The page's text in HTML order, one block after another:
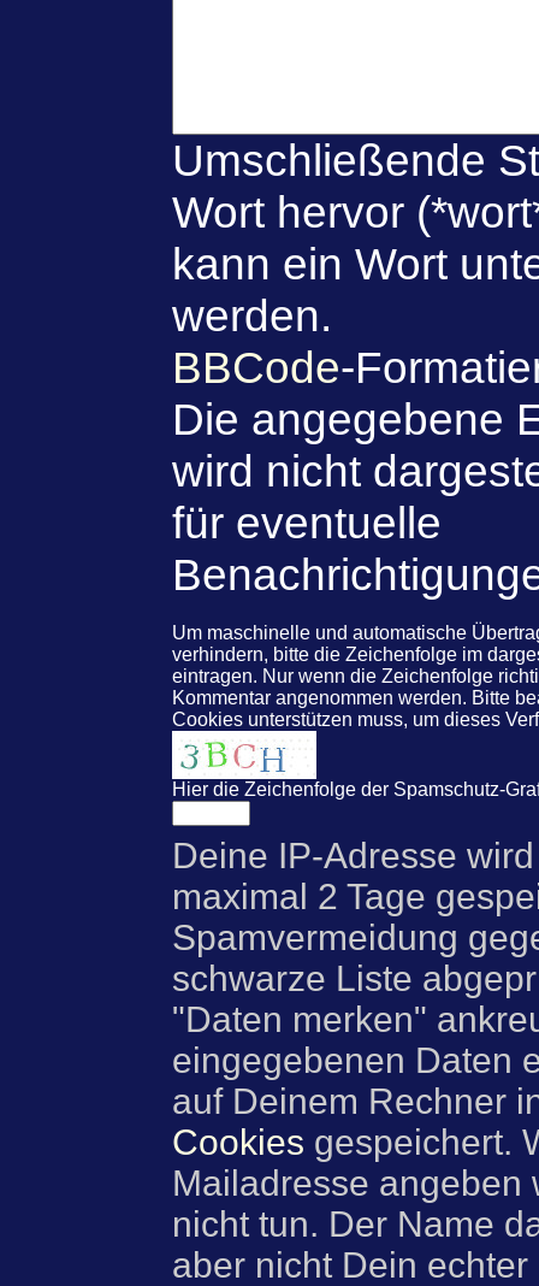
Umschließende
Wort hervor
kann ein Wort
werden.
BBCode-
Die angegebene
wird nicht
für eventuelle
Um maschinelle und automatische
verhindern, bitte die Zeichenfolge im
eintragen. Nur wenn die Zeichenfolge
Kommentar angenommen werden. Bitte
Cookies unterstützen muss, um dieses
Hier die Zeichenfolge der Spamschutz-
Deine IP-Adresse
maximal 2 Tage
Spamvermeidung
schwarze Liste
"Daten merken"
eingegebenen Daten
auf Deinem Rechner
Cookies gespeichert.
Mailadresse angeben
nicht tun. Der Name
aber nicht Dein